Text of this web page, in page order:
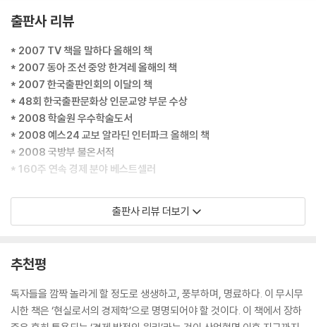
험이 높은 기업 금융 대신에 ‘앉아서 돈 버는’ 주택 담보 대출이나 소비자
금융을 주로 하기 시작했다. 은행 대출 중에 기업 대출의 비율이 1990년대
초 90% 선에서 30~40% 선으로 떨어졌고, 이에 따라 은행 대출에 의존
하는 중소기업은 투자가 어려워졌다. 결국 투자율은 국민소득 대비 35%
선에서 30% 선으로 떨어졌고, 경제의 경쟁력에 가장 중요한 설비 투자는
더 큰 폭으로 떨어져서 국민소득 대비 비중이 외환 위기 이전 14~16% 수
준에서 7~8% 수준으로 ‘반토막’이 났다. 투자가 줄어드니 경제 성장이 줄
어드는 것은 당연하다.
---「서문」중에서
한국 경제가 자유 무역 체제라는 일반적인 인식은 한국의 수출 성공 때문
에 형성된 것이다. 그러나 일본과 중국의 경우에서도 볼 수 있듯이 수출의
성공은 자유 무역을 전제로 하는 것이 아니다. 초기의 (간단한 의류와 값싼
선진 기술과 값비싼 기자재를 사들이는 데 필요한 외화를 획득할 수 있는
세와 보조금으로 보호했는데, 그것은 국제 경쟁으로부터 영원히 보호하기
위해서가 아니라 해당 산업이 새로운 기술을 흡수하고 조직화하여 세계 시
출판사 리뷰
* 2007 TV 책을 말하다 올해의 책
* 2007 동아 조선 중앙 한겨레 올해의 책
* 2007 한국출판인회의 이달의 책
* 48회 한국출판문화상 인문교양 부문 수상
* 2008 학술원 우수학술도서
* 2008 예스24 교보 알라딘 인터파크 올해의 책
* 2008 국방부 불온서적
* 160주 연속 경제 분야 베스트셀러
보통 사람들을 위한 장하준의 첫 교양 경제서
경제 분야 베스트셀러에 오르고 여러 언론과 서점, 기관의 올해의 책과 우
수 도서에 선정되며 탁월한 경제서라는 찬사를 받았다. 그런 한편 반미, 반
정부, 반자본주의라는 딱지가 붙은 채 국방부 불온서적에 지정되는 필화를
겪기도 했다.
출판사 리뷰 더보기
추천평
독자들을 깜짝 놀라게 할 정도로 생생하고, 풍부하며, 명료하다. 이 무시무
시한 책은 ‘현실로서의 경제학’으로 명명되어야 할 것이다. 이 책에서 장하